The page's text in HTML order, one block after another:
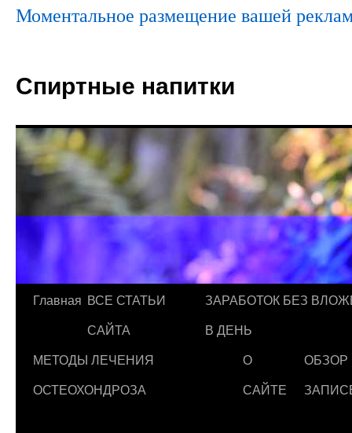
Моментальное размещение вашей
Спиртные напитки
Главная ВСЕ СТАТЬИ
САЙТА
ЗАРАБОТОК БЕЗ
В ДЕНЬ
МЕТОДЫ ЛЕЧЕНИЯ
ОСТЕОХОНДРОЗА
О
САЙТЕ
ОБЗОР